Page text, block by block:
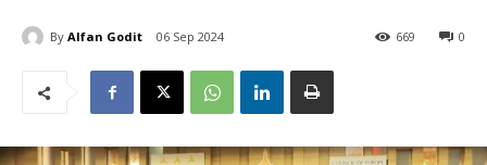
By Alfan Godit 06 Sep 2024 0
669